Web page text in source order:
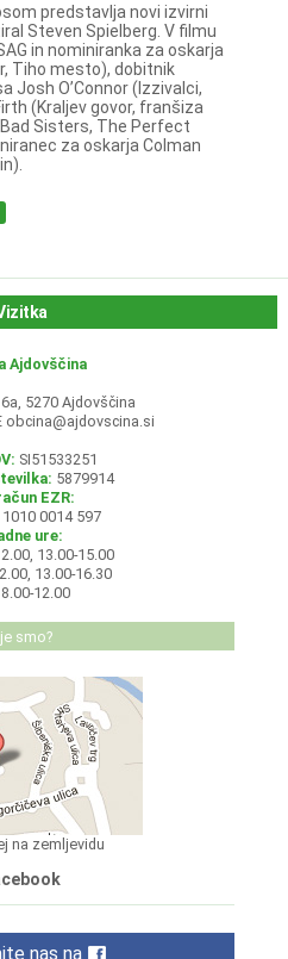
predstavlja novi izvirni
Steven Spielberg. V filmu
in nominiranka za oskarja
Tiho mesto), dobitnik
Josh O’Connor (Izzivalci,
(Kraljev govor, franšiza
Sisters, The Perfect
za oskarja Colman
Ajdovščina
5270 Ajdovščina
obcina@ajdovscina.si
SI51533251
5879914
EZR:
1010 0014 597
ure:
13.00-15.00
13.00-16.30
12.00
smo?
na zemljevidu
nas na